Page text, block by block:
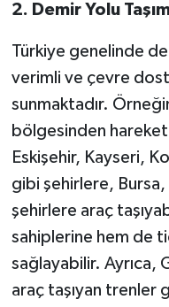
2. Demir Yolu
Türkiye genelinde
verimli ve çevre
sunmaktadır.
bölgesinden
Eskişehir, Kayseri,
gibi şehirlere, Bursa,
şehirlere araç
sahiplerine hem de
sağlayabilir. Ayrıca,
araç taşıyan trenler